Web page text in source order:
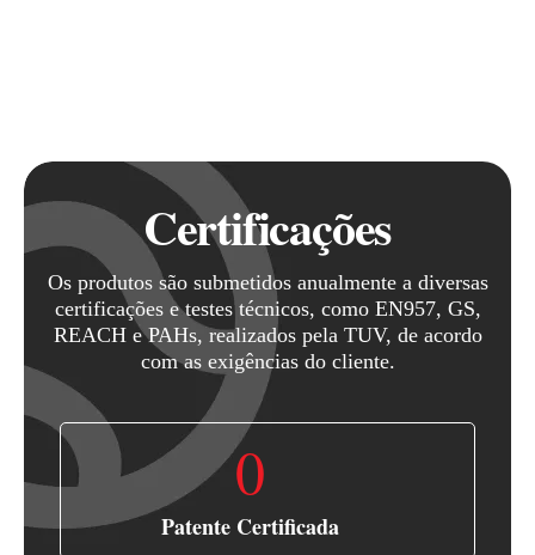
Certificações
Os produtos são submetidos anualmente a diversas
certificações e testes técnicos, como EN957, GS,
REACH e PAHs, realizados pela TUV, de acordo
com as exigências do cliente.
Patente Certificada
0